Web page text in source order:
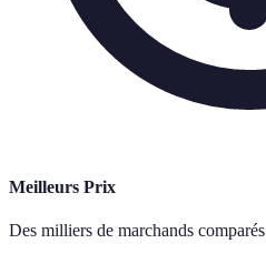
Meilleurs Prix
Des milliers de marchands comparés